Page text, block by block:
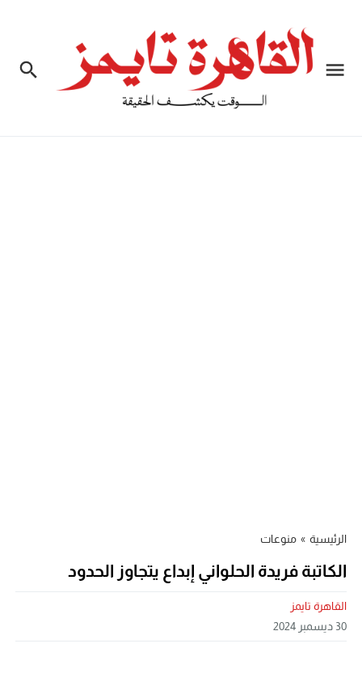
الرئيسية » منوعات
الكاتبة فريدة الحلواني إبداع يتجاوز الحدود
القاهرة تايمز
30 ديسمبر 2024